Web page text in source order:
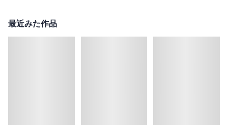
最近みた作品